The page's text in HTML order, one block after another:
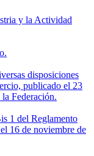
y la Actividad
disposiciones
publicado el 23
Federación.
1 del Reglamento
16 de noviembre de